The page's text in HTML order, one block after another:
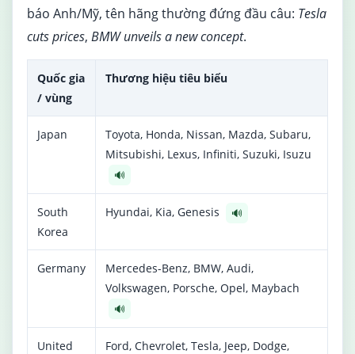
báo Anh/Mỹ, tên hãng thường đứng đầu câu: Tesla
cuts prices, BMW unveils a new concept.
Quốc gia
/ vùng
Thương hiệu tiêu biểu
Japan
Toyota, Honda, Nissan, Mazda, Subaru,
Mitsubishi, Lexus, Infiniti, Suzuki, Isuzu
🔊
South
Korea
Hyundai, Kia, Genesis 🔊
Germany
Mercedes-Benz, BMW, Audi,
Volkswagen, Porsche, Opel, Maybach
🔊
United
Ford, Chevrolet, Tesla, Jeep, Dodge,